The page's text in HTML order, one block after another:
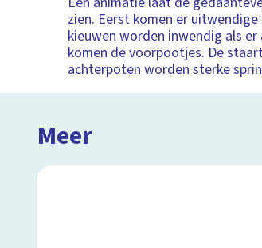
zien. Eerst komen er
kieuwen worden inwendig als
komen de voorpootjes. De
achterpoten worden sterke
Meer